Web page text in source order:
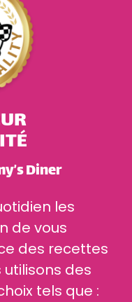
Diner
les
de vous
des recettes
des
tels que :